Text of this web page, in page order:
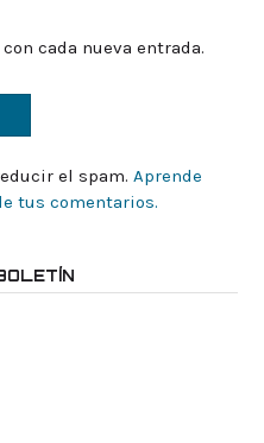
cada nueva entrada.
el spam. Aprende
tus comentarios.